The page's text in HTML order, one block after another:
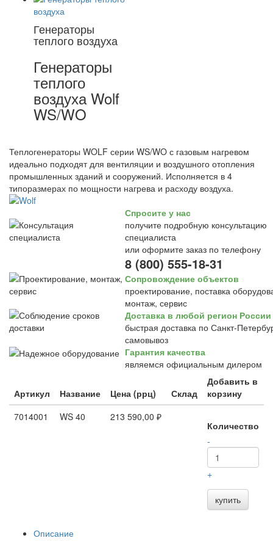
Генераторы
теплого воздуха
Генераторы
теплого
воздуха Wolf
WS/WO
Теплогенераторы WOLF серии WS/WO с газовым нагревом
идеально подходят для вентиляции и воздушного отопления
промышленных зданий и сооружений. Исполняется в 4
типоразмерах по мощности нагрева и расходу воздуха.
Спросите у нас
получите подробную консультацию
специалиста
или оформите заказ по телефону
8 (800) 555-18-31
Сопровождение объектов
проектирование, поставка
монтаж, сервис
Доставка в любой регион России
быстрая доставка по Санкт-
самовывоз
Гарантия качества
являемся официальным дилером
Артикул Название Цена (ррц) Склад
Добавить в
корзину
7014001
WS 40 213 590,00 ₽
Количество
-
+
купить
Описание